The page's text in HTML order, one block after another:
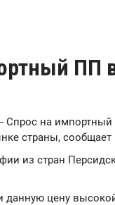
ПП
Спрос на
страны, сообщает
из стран
данную цену